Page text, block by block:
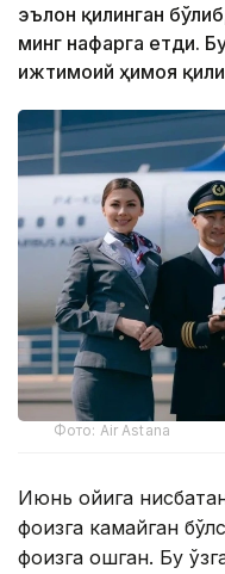
эълон қилинган
минг нафарга етди.
ижтимоий ҳимоя
Фото: Air Astana
Июнь ойига
фоизга камайган
фоизга ошган. Бу